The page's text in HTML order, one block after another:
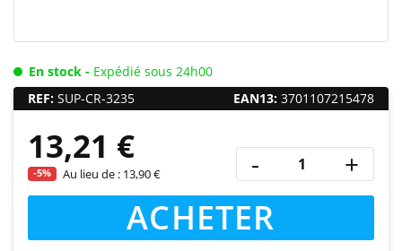
En stock - Expédié sous 24h00
REF: SUP-CR-3235 EAN13: 3701107215478
13,21 €
-5% Au lieu de : 13,90 € - +
ACHETER